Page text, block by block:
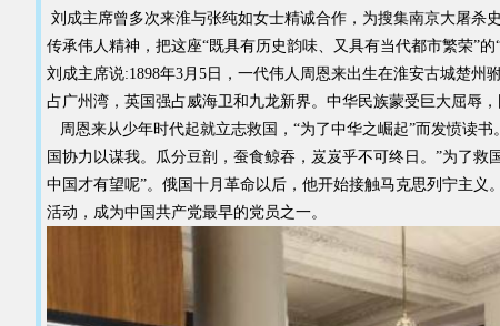
刘成主席曾多次来淮与张纯如女士精诚合作，为搜集南京大屠杀
传承伟人精神，把这座“既具有历史韵味、又具有当代都市繁荣”
刘成主席说:1898年3月5日，一代伟人周恩来出生在淮安古城楚
占广州湾，英国强占威海卫和九龙新界。中华民族蒙受巨大屈辱，
周恩来从少年时代起就立志救国，“为了中华之崛起”而发愤读
国协力以谋我。瓜分豆剖，蚕食鲸吞，岌岌乎不可终日。”为了救
中国才有望呢”。俄国十月革命以后，他开始接触马克思列宁主
活动，成为中国共产党最早的党员之一。